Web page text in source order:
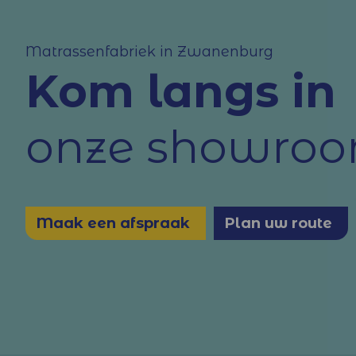
Matrassenfabriek in Zwanenburg
Kom langs in
onze
Maak een afspraak Plan uw route